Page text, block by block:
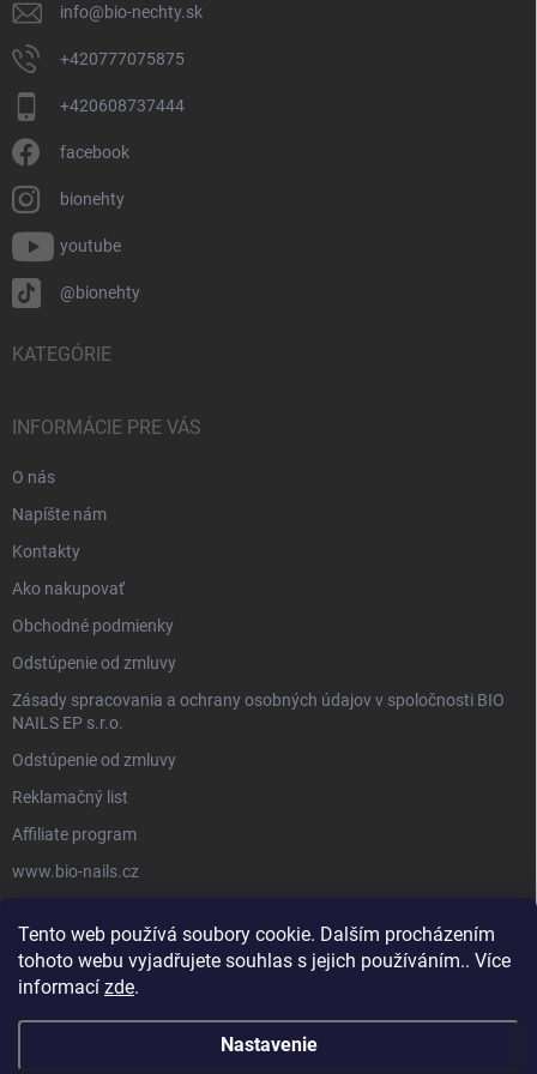
Tento web používá soubory cookie. Dalším procházením
tohoto webu vyjadřujete souhlas s jejich používáním.. Více
informací zde.
Nastavenie
info@bio-nechty.sk
+420777075875
+420608737444
facebook
bionehty
youtube
@bionehty
KATEGÓRIE
INFORMÁCIE PRE VÁS
O nás
Napíšte nám
Kontakty
Ako nakupovať
Obchodné podmienky
Odstúpenie od zmluvy
Zásady spracovania a ochrany osobných údajov v spoločnosti BIO
NAILS EP s.r.o.
Odstúpenie od zmluvy
Reklamačný list
Affiliate program
www.bio-nails.cz
FACEBOOK